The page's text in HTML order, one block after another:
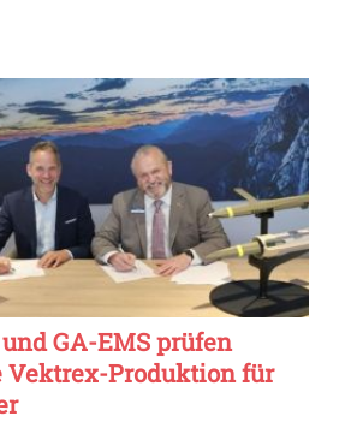
GA-EMS prüfen
Vektrex-Produktion für